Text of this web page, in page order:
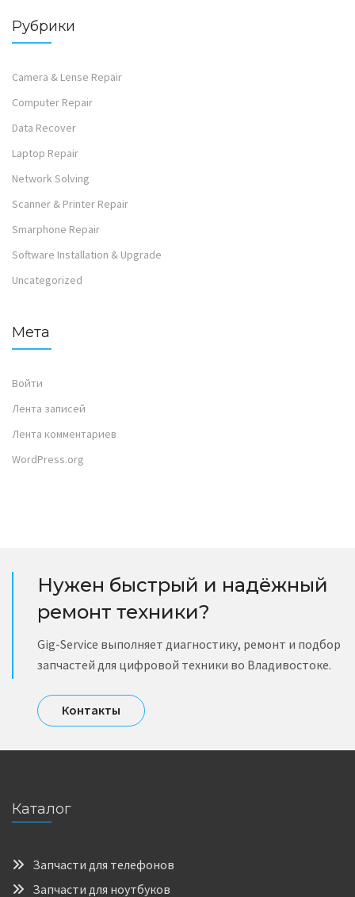
Рубрики
Camera & Lense Repair
Computer Repair
Data Recover
Laptop Repair
Network Solving
Scanner & Printer Repair
Smarphone Repair
Software Installation & Upgrade
Uncategorized
Мета
Войти
Лента записей
Лента комментариев
WordPress.org
Нужен быстрый и надёжный
ремонт техники?
Gig-Service выполняет диагностику, ремонт и подбор
запчастей для цифровой техники во Владивостоке.
Контакты
Каталог
Запчасти для телефонов
Запчасти для ноутбуков